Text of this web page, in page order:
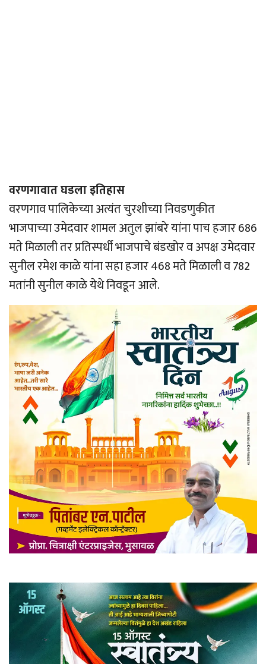
वरणगावात घडला इतिहास
वरणगाव पालिकेच्या अत्यंत चुरशीच्या निवडणुकीत
भाजपाच्या उमेदवार शामल अतुल झांबरे यांना पाच हजार 686
मते मिळाली तर प्रतिस्पर्धी भाजपाचे बंडखोर व अपक्ष उमेदवार
सुनील रमेश काळे यांना सहा हजार 468 मते मिळाली व 782
मतांनी सुनील काळे येथे निवडून आले.